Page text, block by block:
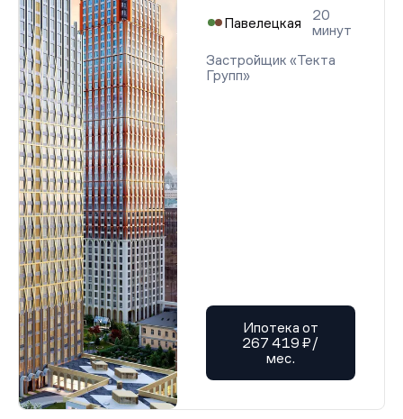
Павелецкая
20
минут
Застройщик «Текта
Групп»
Ипотека от
267 419 ₽/
мес.